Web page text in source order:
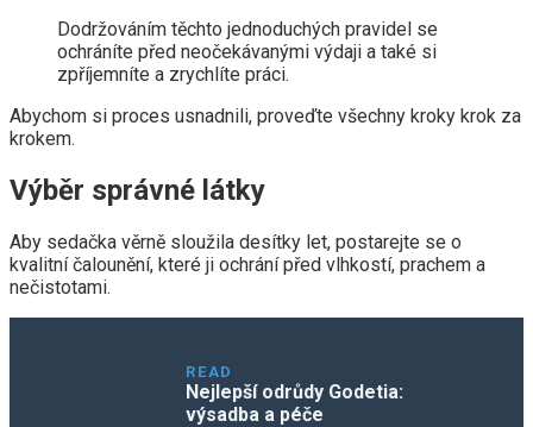
Dodržováním těchto jednoduchých pravidel se
ochráníte před neočekávanými výdaji a také si
zpříjemníte a zrychlíte práci.
Abychom si proces usnadnili, proveďte všechny kroky krok za
krokem.
Výběr správné látky
Aby sedačka věrně sloužila desítky let, postarejte se o
kvalitní čalounění, které ji ochrání před vlhkostí, prachem a
nečistotami.
READ
Nejlepší odrůdy Godetia:
výsadba a péče